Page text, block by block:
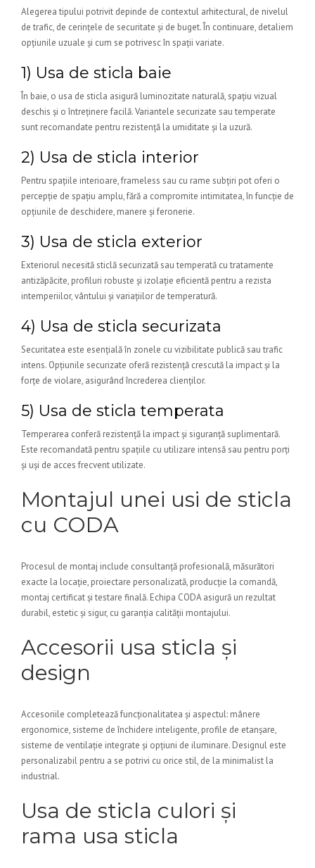
Alegerea tipului potrivit depinde de contextul arhitectural, de nivelul
de trafic, de cerințele de securitate și de buget. În continuare, detaliem
opțiunile uzuale și cum se potrivesc în spații variate.
1) Usa de sticla baie
În baie, o usa de sticla asigură luminozitate naturală, spațiu vizual
deschis și o întreținere facilă. Variantele securizate sau temperate
sunt recomandate pentru rezistență la umiditate și la uzură.
2) Usa de sticla interior
Pentru spațiile interioare, frameless sau cu rame subțiri pot oferi o
percepție de spațiu amplu, fără a compromite intimitatea, în funcție de
opțiunile de deschidere, manere și feronerie.
3) Usa de sticla exterior
Exteriorul necesită sticlă securizată sau temperată cu tratamente
antizăpăcite, profiluri robuste și izolație eficientă pentru a rezista
intemperiilor, vântului și variațiilor de temperatură.
4) Usa de sticla securizata
Securitatea este esențială în zonele cu vizibilitate publică sau trafic
intens. Opțiunile securizate oferă rezistență crescută la impact și la
forțe de violare, asigurând încrederea clienților.
5) Usa de sticla temperata
Temperarea conferă rezistență la impact și siguranță suplimentară.
Este recomandată pentru spațiile cu utilizare intensă sau pentru porți
și uși de acces frecvent utilizate.
Montajul unei usi de sticla
cu CODA
Procesul de montaj include consultanță profesională, măsurători
exacte la locație, proiectare personalizată, producție la comandă,
montaj certificat și testare finală. Echipa CODA asigură un rezultat
durabil, estetic și sigur, cu garanția calității montajului.
Accesorii usa sticla și
design
Accesoriile completează funcționalitatea și aspectul: mânere
ergonomice, sisteme de închidere inteligente, profile de etanșare,
sisteme de ventilație integrate și opțiuni de iluminare. Designul este
personalizabil pentru a se potrivi cu orice stil, de la minimalist la
industrial.
Usa de sticla culori și
rama usa sticla